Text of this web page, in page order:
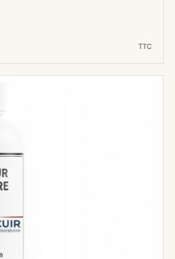
TTC